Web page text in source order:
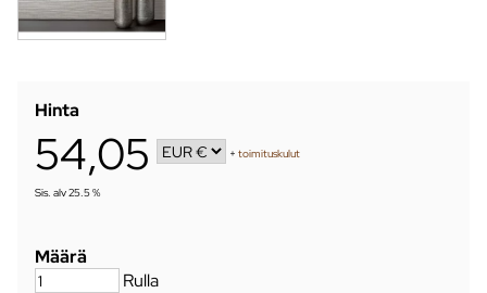
Hinta
54,05 +toimituskulut
Sis. alv 25.5 %
Määrä
Rulla